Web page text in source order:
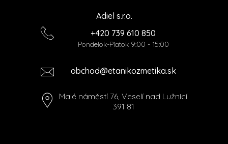
Adiel s.r.o.
+420 739 610 850
Pondelok-Piatok 9:00 - 15:00
obchod@etanikozmetika.sk
Malé náměstí 76, Veselí nad Lužnicí
391 81